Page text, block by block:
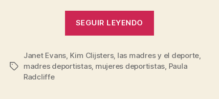
SEGUIR LEYENDO
Deporte
y
Etiquetas
Janet Evans, Kim Clijsters, las madres y el deporte,
madres deportistas, mujeres deportistas, Paula
Radcliffe